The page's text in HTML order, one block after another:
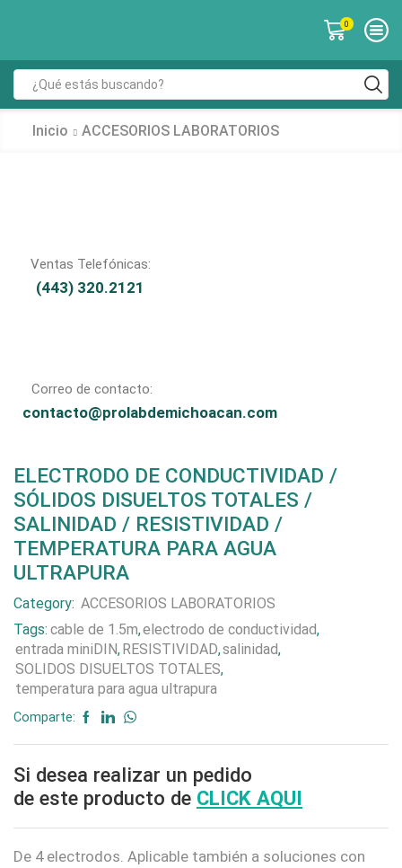
0
Inicio ACCESORIOS LABORATORIOS
Ventas Telefónicas:
(443) 320.2121
Correo de contacto:
contacto@prolabdemichoacan.com
ELECTRODO DE CONDUCTIVIDAD /
SÓLIDOS DISUELTOS TOTALES /
SALINIDAD / RESISTIVIDAD /
TEMPERATURA PARA AGUA
ULTRAPURA
Category: ACCESORIOS LABORATORIOS
Tags: cable de 1.5m,electrodo de conductividad,
entrada miniDIN,RESISTIVIDAD,salinidad,
SOLIDOS DISUELTOS TOTALES,
temperatura para agua ultrapura
Comparte:
Si desea realizar un pedido
de este producto de CLICK AQUI
De 4 electrodos. Aplicable también a soluciones con